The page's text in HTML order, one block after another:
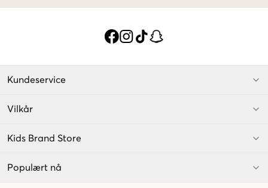
Kundeservice
Vilkår
Kids Brand Store
Populært nå